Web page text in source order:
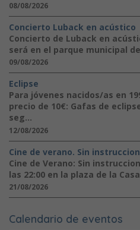
08/08/2026
Concierto Luback en acústico
Concierto de Luback en
será en el parque municipal
09/08/2026
Eclipse
Para jóvenes nacidos/as en
precio de 10€: Gafas de
seg...
12/08/2026
Cine de verano. Sin
Cine de Verano: Sin
las 22:00 en la plaza de la
21/08/2026
Calendario de eventos